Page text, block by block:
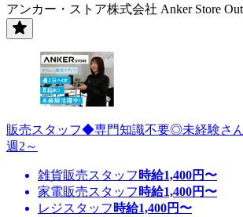
アンカー・ストア株式会社 Anker Store
販売スタッフ◆専門知識不要◎未経験さ
週2～
雑貨販売スタッフ 時給1,400円〜
家電販売スタッフ 時給1,400円〜
レジスタッフ 時給1,400円〜